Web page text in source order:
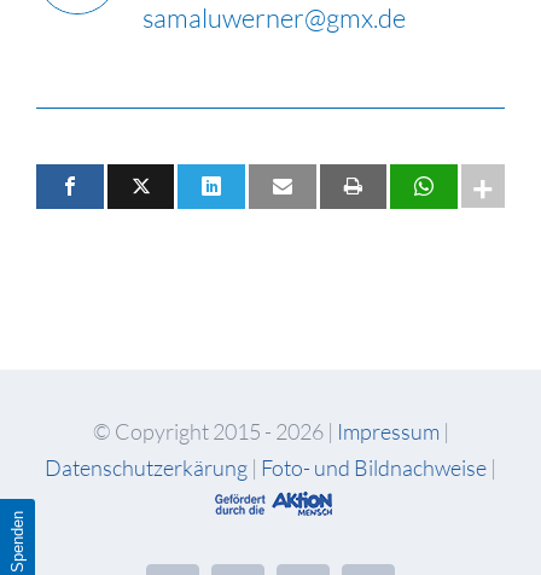
samaluwerner@gmx.de
© Copyright 2015 - 2026 | Impressum |
Datenschutzerkärung | Foto- und Bildnachweise |
Spenden